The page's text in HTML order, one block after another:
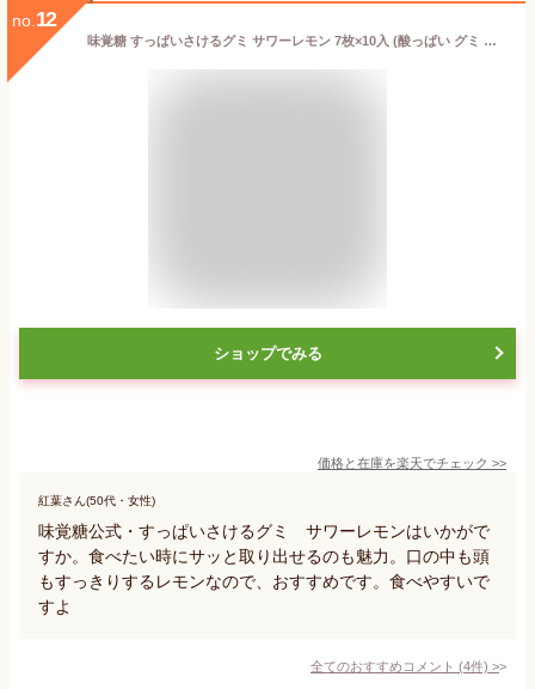
no. 12
味覚糖 すっぱいさけるグミ サワーレモン 7枚×10入 (酸っぱい グミ まとめ買い お菓子 おやつ 景品 大量販売 まとめ買い)
ショップでみる
価格と在庫を楽天でチェック >>
紅葉さん(50代・女性)
味覚糖公式・すっぱいさけるグミ サワーレモンはいかがで
すか。食べたい時にサッと取り出せるのも魅力。口の中も頭
もすっきりするレモンなので、おすすめです。食べやすいで
すよ
全てのおすすめコメント (4件) >